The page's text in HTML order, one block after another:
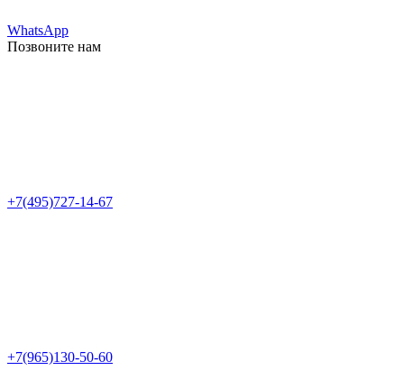
WhatsApp
Позвоните нам
+7(495)727-14-67
+7(965)130-50-60